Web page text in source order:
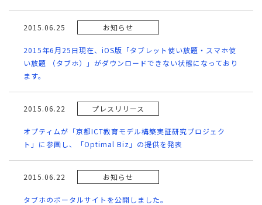
2015.06.25 お知らせ
2015年6月25日現在、iOS版「タブレット使い放題・スマホ使
い放題 （タブホ）」がダウンロードできない状態になっており
ます。
2015.06.22 プレスリリース
オプティムが「京都ICT教育モデル構築実証研究プロジェク
ト」に参画し、「Optimal Biz」の提供を発表
2015.06.22 お知らせ
タブホのポータルサイトを公開しました。